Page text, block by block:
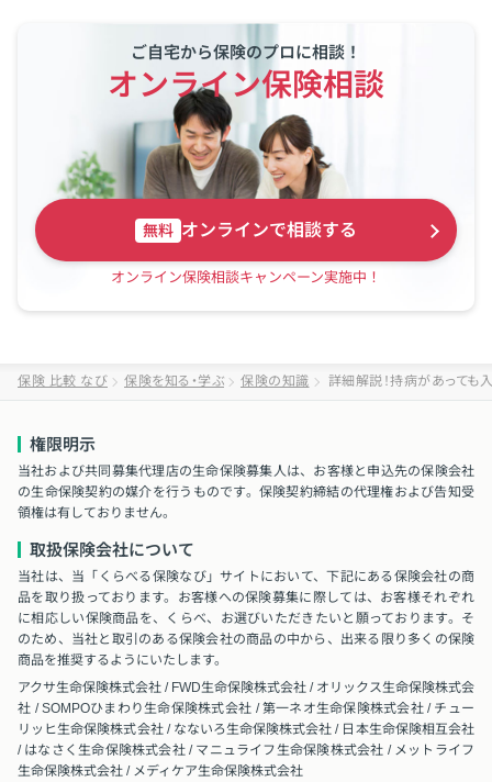
ご自宅から保険のプロに相談！
オンライン保険相談
無料 オンラインで相談する
オンライン保険相談キャンペーン実施中！
保険 比較 なび 保険を知る・学ぶ 保険の知識 詳細解説！持病があっても
権限明示
当社および共同募集代理店の生命保険募集人は、お客様と申込先の保険会社
の生命保険契約の媒介を行うものです。保険契約締結の代理権および告知受
領権は有しておりません。
取扱保険会社について
当社は、当「くらべる保険なび」サイトにおいて、下記にある保険会社の商
品を取り扱っております。お客様への保険募集に際しては、お客様それぞれ
に相応しい保険商品を、くらべ、お選びいただきたいと願っております。そ
のため、当社と取引のある保険会社の商品の中から、出来る限り多くの保険
商品を推奨するようにいたします。
アクサ生命保険株式会社 / FWD生命保険株式会社 / オリックス生命保険株式会
社 / SOMPOひまわり生命保険株式会社 / 第一ネオ生命保険株式会社 / チュー
リッヒ生命保険株式会社 / なないろ生命保険株式会社 / 日本生命保険相互会社
/ はなさく生命保険株式会社 / マニュライフ生命保険株式会社 / メットライフ
生命保険株式会社 / メディケア生命保険株式会社